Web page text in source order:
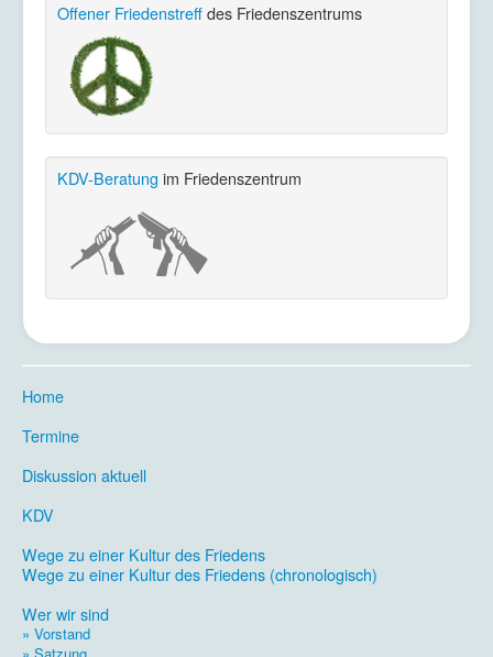
Offener Friedenstreffdes Friedenszentrums
KDV-Beratung im Friedenszentrum
Home
Termine
Diskussion aktuell
KDV
Wege zu einer Kultur des Friedens
Wege zu einer Kultur des Friedens (chronologisch)
Wer wir sind
» Vorstand